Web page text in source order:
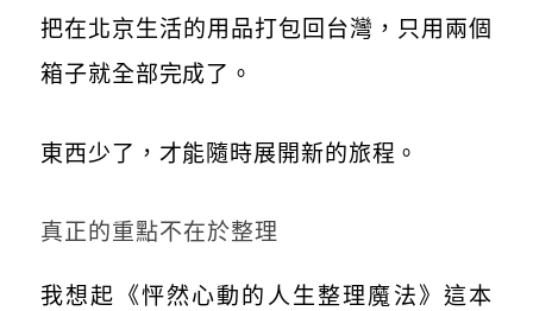
把在北京生活的用品打包回台灣，只用兩個
箱子就全部完成了。
東西少了，才能隨時展開新的旅程。
真正的重點不在於整理
我想起《怦然心動的人生整理魔法》這本